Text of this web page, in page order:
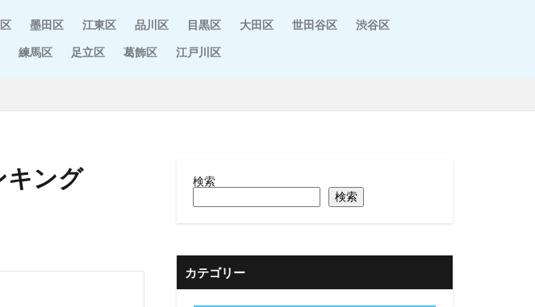
墨田区 江東区 品川区 目黒区 大田区 世田谷区
渋谷区
練馬区 足立区 葛飾区 江戸川区
キング
検索
検索
カテゴリー